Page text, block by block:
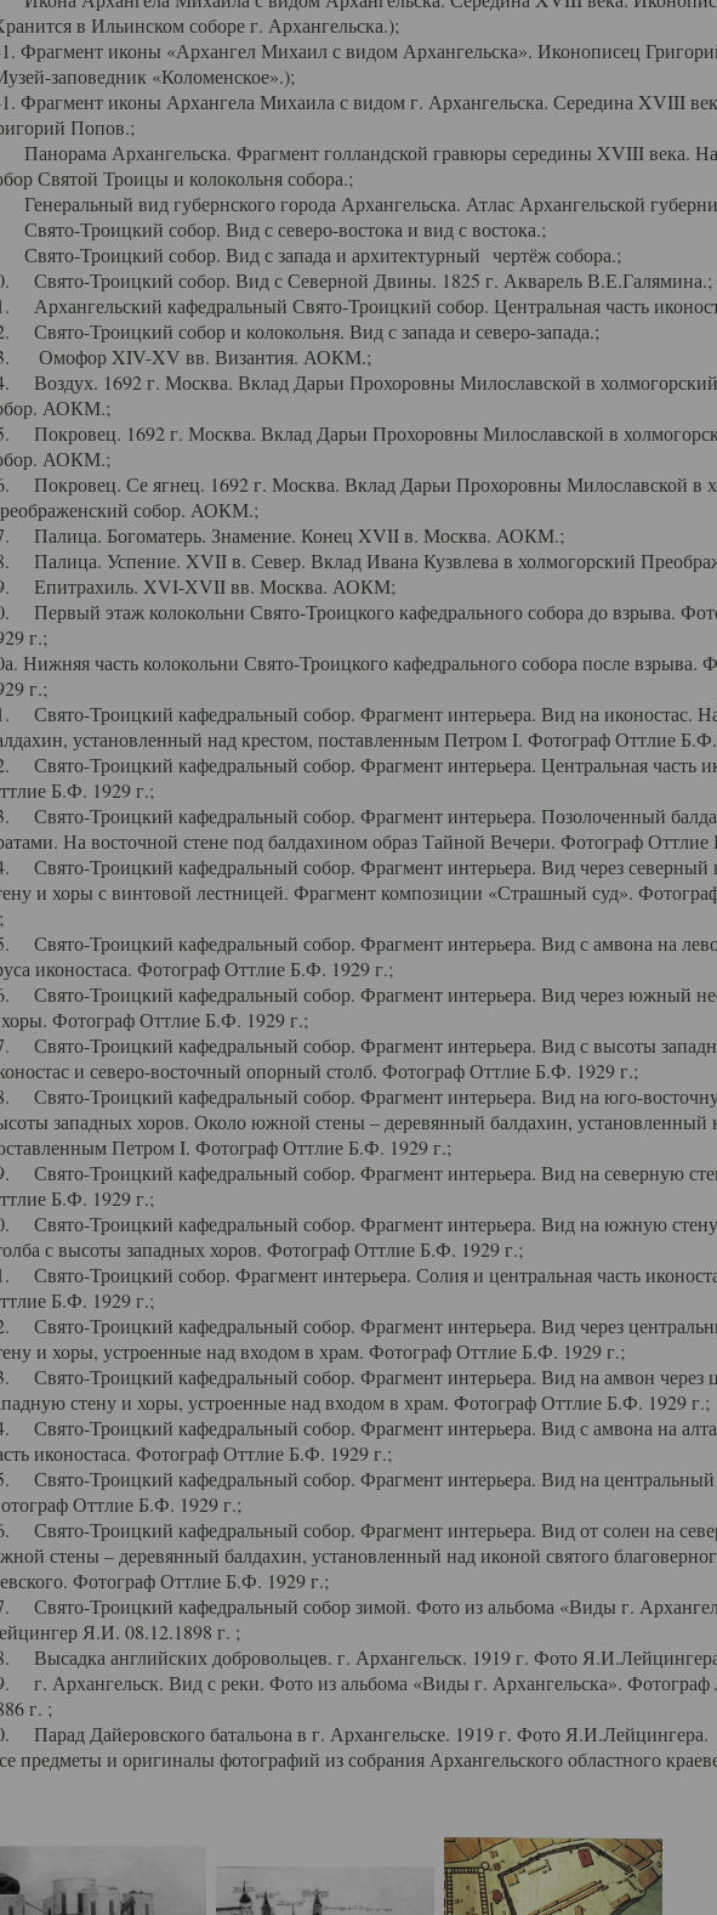
в Ильинском соборе г. Архангельска.);
Фрагмент иконы «Архангел Михаил с видом Архангельска». Иконописец
заповедник «Коломенское».);
Фрагмент иконы Архангела Михаила с видом г. Архангельска. Середина XVIII
Попов.;
Панорама Архангельска. Фрагмент голландской гравюры середины XVIII века.
Святой Троицы и колокольня собора.;
Генеральный вид губернского города Архангельска. Атлас Архангельской
Свято-Троицкий собор. Вид с северо-востока и вид с востока.;
Свято-Троицкий собор. Вид с запада и архитектурный чертёж собора.;
Свято-Троицкий собор. Вид с Северной Двины. 1825 г. Акварель В.Е.Галямина.;
Архангельский кафедральный Свято-Троицкий собор. Центральная часть
Свято-Троицкий собор и колокольня. Вид с запада и северо-запада.;
Омофор XIV-XV вв. Византия. АОКМ.;
Воздух. 1692 г. Москва. Вклад Дарьи Прохоровны Милославской в
АОКМ.;
Покровец. 1692 г. Москва. Вклад Дарьи Прохоровны Милославской в
АОКМ.;
Покровец. Се ягнец. 1692 г. Москва. Вклад Дарьи Прохоровны Милославской в
собор. АОКМ.;
Палица. Богоматерь. Знамение. Конец XVII в. Москва. АОКМ.;
Палица. Успение. XVII в. Север. Вклад Ивана Кузвлева в холмогорский
Епитрахиль. XVI-XVII вв. Москва. АОКМ;
Первый этаж колокольни Свято-Троицкого кафедрального собора до взрыва.
г.;
Нижняя часть колокольни Свято-Троицкого кафедрального собора после
г.;
Свято-Троицкий кафедральный собор. Фрагмент интерьера. Вид на иконостас.
установленный над крестом, поставленным Петром I. Фотограф Оттлие
Свято-Троицкий кафедральный собор. Фрагмент интерьера. Центральная часть
Б.Ф. 1929 г.;
Свято-Троицкий кафедральный собор. Фрагмент интерьера. Позолоченный
На восточной стене под балдахином образ Тайной Вечери. Фотограф
Свято-Троицкий кафедральный собор. Фрагмент интерьера. Вид через северный
и хоры с винтовой лестницей. Фрагмент композиции «Страшный суд».
Свято-Троицкий кафедральный собор. Фрагмент интерьера. Вид с амвона на
иконостаса. Фотограф Оттлие Б.Ф. 1929 г.;
Свято-Троицкий кафедральный собор. Фрагмент интерьера. Вид через южный
Фотограф Оттлие Б.Ф. 1929 г.;
Свято-Троицкий кафедральный собор. Фрагмент интерьера. Вид с высоты
и северо-восточный опорный столб. Фотограф Оттлие Б.Ф. 1929 г.;
Свято-Троицкий кафедральный собор. Фрагмент интерьера. Вид на юго-
западных хоров. Около южной стены – деревянный балдахин, установленный
Петром I. Фотограф Оттлие Б.Ф. 1929 г.;
Свято-Троицкий кафедральный собор. Фрагмент интерьера. Вид на северную
Б.Ф. 1929 г.;
Свято-Троицкий кафедральный собор. Фрагмент интерьера. Вид на южную
с высоты западных хоров. Фотограф Оттлие Б.Ф. 1929 г.;
Свято-Троицкий собор. Фрагмент интерьера. Солия и центральная часть
Б.Ф. 1929 г.;
Свято-Троицкий кафедральный собор. Фрагмент интерьера. Вид через
и хоры, устроенные над входом в храм. Фотограф Оттлие Б.Ф. 1929 г.;
Свято-Троицкий кафедральный собор. Фрагмент интерьера. Вид на амвон через
стену и хоры, устроенные над входом в храм. Фотограф Оттлие Б.Ф. 1929 г.;
Свято-Троицкий кафедральный собор. Фрагмент интерьера. Вид с амвона на
иконостаса. Фотограф Оттлие Б.Ф. 1929 г.;
Свято-Троицкий кафедральный собор. Фрагмент интерьера. Вид на
Оттлие Б.Ф. 1929 г.;
Свято-Троицкий кафедральный собор. Фрагмент интерьера. Вид от солеи на
стены – деревянный балдахин, установленный над иконой святого
Фотограф Оттлие Б.Ф. 1929 г.;
Свято-Троицкий кафедральный собор зимой. Фото из альбома «Виды г.
Я.И. 08.12.1898 г. ;
Высадка английских добровольцев. г. Архангельск. 1919 г. Фото
г. Архангельск. Вид с реки. Фото из альбома «Виды г. Архангельска».
г. ;
Парад Дайеровского батальона в г. Архангельске. 1919 г. Фото Я.И.Лейцингера.
предметы и оригиналы фотографий из собрания Архангельского областного